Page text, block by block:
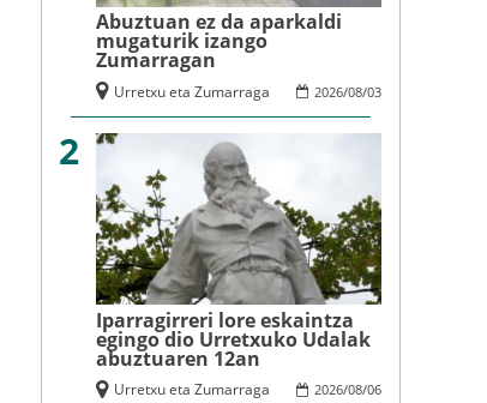
Abuztuan ez da aparkaldi
mugaturik izango
Zumarragan
2026/08/03
Urretxu eta Zumarraga
2
Iparragirreri lore eskaintza
egingo dio Urretxuko Udalak
abuztuaren 12an
2026/08/06
Urretxu eta Zumarraga